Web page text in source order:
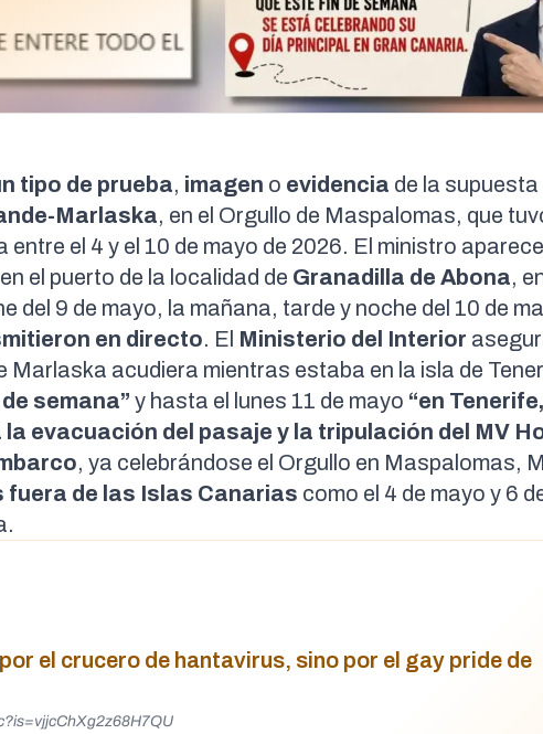
tipo de prueba, imagen o evidencia de la supuesta
Marlaska, en el Orgullo de Maspalomas, que
entre el 4 y el 10 de mayo de 2026. El ministro
el puerto de la localidad de Granadilla de Abona,
del 9 de mayo, la mañana, tarde y noche del 10 de
en directo. El Ministerio del Interior
Marlaska acudiera mientras estaba en la isla de
semana” y hasta el lunes 11 de mayo “en
evacuación del pasaje y la tripulación del MV
, ya celebrándose el Orgullo en Maspalomas,
de las Islas Canarias como el 4 de mayo y 6
el crucero de hantavirus, sino por el gay pride de